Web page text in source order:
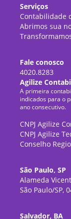
Serviços
Contabilidade
Abrimos sua
Fale conosco
4020.8283
Agilize
A primeira
indicados para o
ano consecutivo.
CNPJ Agilize
CNPJ Agilize
Conselho
São Paulo, SP
Alameda
São Paulo/SP,
Salvador, BA